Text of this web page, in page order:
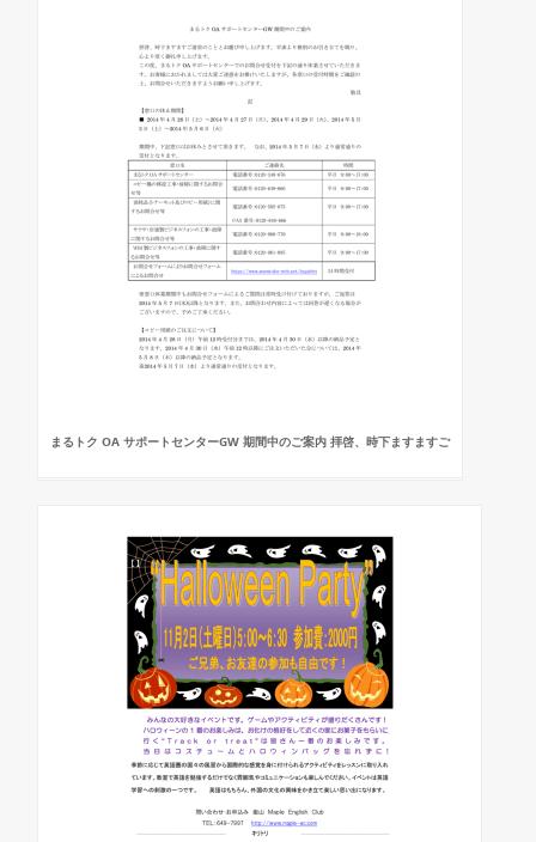
まるトク OA サポートセンターGW 期間中のご案内 拝啓、時下ますますご